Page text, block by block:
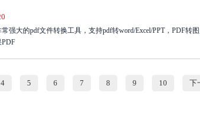
大的pdf文件转换工具，支持pdf转word/Excel/PPT，PDF转
下载吧。 哔果PDF
4 5 6 7 8 9 10 下